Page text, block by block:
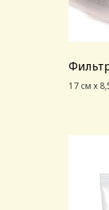
17 см х